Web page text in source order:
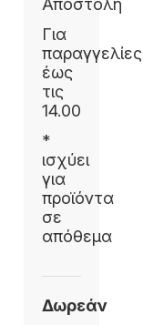
Αποστολή
Για
παραγγελίες
έως
τις
14.00
*
ισχύει
για
προϊόντα
σε
απόθεμα
Δωρεάν